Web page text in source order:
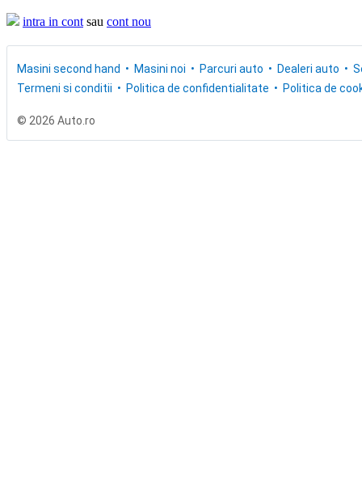
intra in cont sau cont nou
Masini second hand Masini noi Parcuri auto Dealeri auto
Termeni si conditii
Politica de confidentialitate Politica de
© 2026 Auto.ro